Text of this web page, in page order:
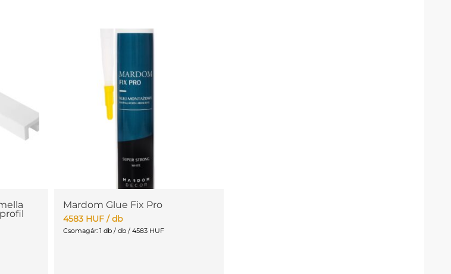
Mardom Glue Fix Pro
4583 HUF/ db
Csomagár: 1 db / db / 4583 HUF